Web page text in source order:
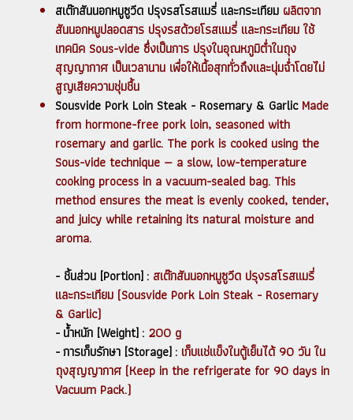
สเต๊กสันนอกหมูซูวีด ปรุงรสโรสแมรี่ และกระเทียม ผลิตจาก
สันนอกหมูปลอดสาร ปรุงรสด้วยโรสแมรี่ และกระเทียม ใช้
เทคนิค Sous-vide ซึ่งเป็นการ ปรุงในอุณหภูมิต่ำในถุง
สุญญากาศ เป็นเวลานาน เพื่อให้เนื้อสุกทั่วถึงและนุ่มฉ่ำโดยไม่
สูญเสียความชุ่มชื้น
Sousvide Pork Loin Steak - Rosemary & GarlicMade
from hormone-free pork loin, seasoned with
rosemary and garlic. The pork is cooked using the
Sous-vide technique — a slow, low-temperature
cooking process in a vacuum-sealed bag. This
method ensures the meat is evenly cooked, tender,
and juicy while retaining its natural moisture and
aroma.
- ชิ้นส่วน [Portion] : สเต๊กสันนอกหมูซูวีด ปรุงรสโรสแมรี่
และกระเทียม (Sousvide Pork Loin Steak - Rosemary
& Garlic)
- น้ำหนัก [Weight] : 200 g
- การเก็บรักษา [Storage] : เก็บแช่แข็งในตู้เย็นได้ 90 วัน ใน
ถุงสุญญากาศ (Keep in the refrigerate for 90 days in
Vacuum Pack.)